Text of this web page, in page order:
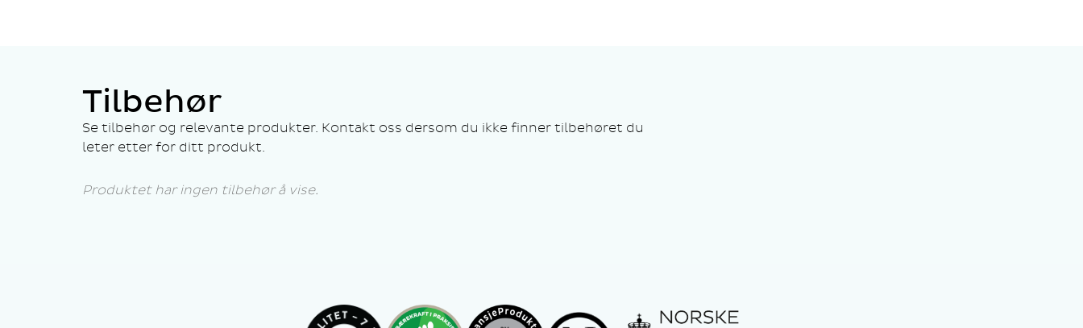
Tilbehør
Se tilbehør og relevante produkter. Kontakt oss dersom du ikke finner tilbehøret du
leter etter for ditt produkt.
Produktet har ingen tilbehør å vise.